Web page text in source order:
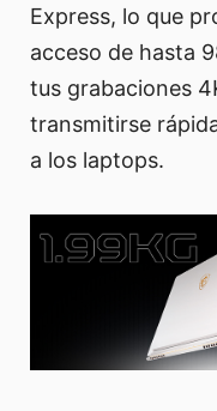
Express, lo que
acceso de hasta
tus grabaciones
transmitirse
a los laptops.